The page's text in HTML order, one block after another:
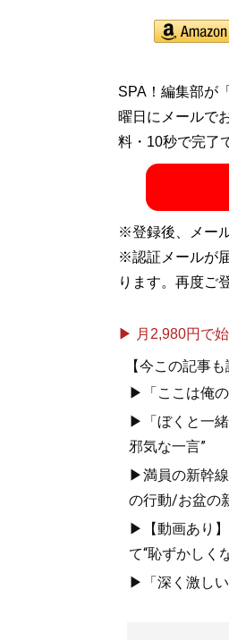
SPA！編集部が
曜日にメールで
料・10秒で完了
※登録後、メー
※認証メールが
ります。再度ご
▶ 月2,980円で
【今この記事
▶「ここは俺
▶「ぼくと一緒
邪気な一言”
▶満員の新幹線
の行動/お盆の
▶【動画あり
て“恥ずかしく
▶「深く激し